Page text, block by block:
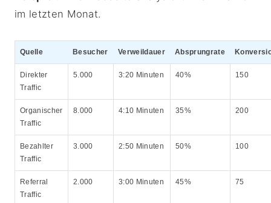
im letzten Monat.
Quelle Besucher Verweildauer Absprungrate
Direkter
Traffic
5.000 3:20 Minuten 40% 150
Organischer
Traffic
8.000 4:10 Minuten 35% 200
Bezahlter
Traffic
3.000 2:50 Minuten 50% 100
Referral
Traffic
2.000 3:00 Minuten 45% 75